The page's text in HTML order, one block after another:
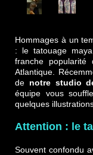
Hommages à un
: le tatouage
franche popularité
Atlantique.
de notre studio
équipe vous
quelques
Attention : le
Souvent confondu